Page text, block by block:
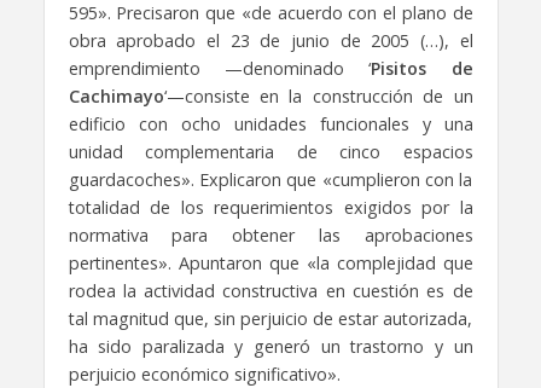
595». Precisaron que «de acuerdo con el plano de
obra aprobado el 23 de junio de 2005 (…), el
emprendimiento —denominado ‘Pisitos de
Cachimayo‘—consiste en la construcción de un
edificio con ocho unidades funcionales y una
unidad complementaria de cinco espacios
guardacoches». Explicaron que «cumplieron con la
totalidad de los requerimientos exigidos por la
normativa para obtener las aprobaciones
pertinentes». Apuntaron que «la complejidad que
rodea la actividad constructiva en cuestión es de
tal magnitud que, sin perjuicio de estar autorizada,
ha sido paralizada y generó un trastorno y un
perjuicio económico significativo».